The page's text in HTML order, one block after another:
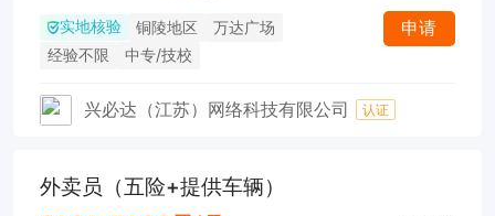
实地核验 铜陵地区
万达广场
经验不限
中专/技校
申请
兴必达（江苏）网络科技有限公司 认证
外卖员（五险+提供车辆）